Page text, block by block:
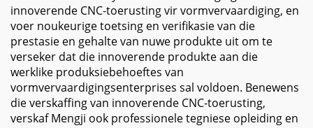
innoverende CNC-toerusting vir vormvervaardiging, en
voer noukeurige toetsing en verifikasie van die
prestasie en gehalte van nuwe produkte uit om te
verseker dat die innoverende produkte aan die
werklike produksiebehoeftes van
vormvervaardigingsenterprises sal voldoen. Benewens
die verskaffing van innoverende CNC-toerusting,
verskaf Mengji ook professionele tegniese opleiding en